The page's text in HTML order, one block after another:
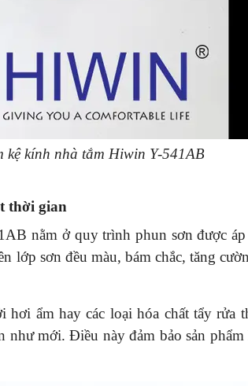
kệ kính nhà tắm Hiwin Y-541AB
thời gian
nằm ở quy trình phun sơn được
lớp sơn đều màu, bám chắc, tăng
ẩm hay các loại hóa chất tẩy rửa
như mới. Điều này đảm bảo sản